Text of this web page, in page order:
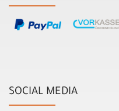
SOCIAL MEDIA